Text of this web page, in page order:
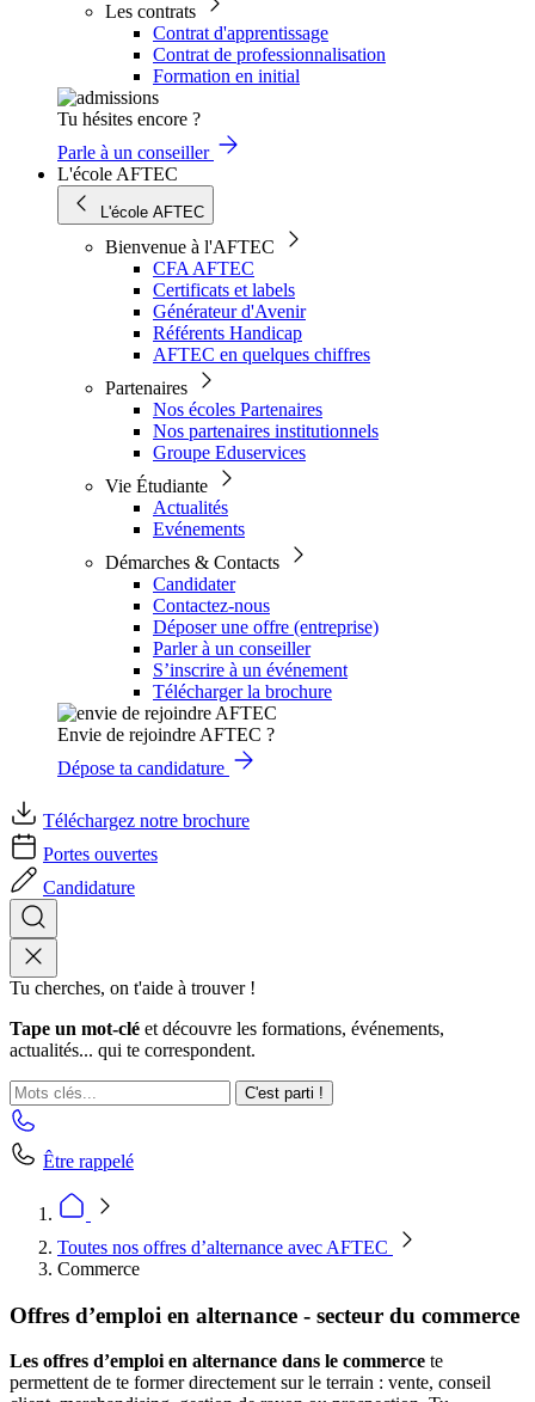
Les contrats
Contrat d'apprentissage
Contrat de professionnalisation
Formation en initial
Tu hésites encore ?
Parle à un conseiller
L'école AFTEC
L'école AFTEC
Bienvenue à l'AFTEC
CFA AFTEC
Certificats et labels
Générateur d'Avenir
Référents Handicap
AFTEC en quelques chiffres
Partenaires
Nos écoles Partenaires
Nos partenaires institutionnels
Groupe Eduservices
Vie Étudiante
Actualités
Evénements
Démarches & Contacts
Candidater
Contactez-nous
Déposer une offre (entreprise)
Parler à un conseiller
S’inscrire à un événement
Télécharger la brochure
Envie de rejoindre AFTEC ?
Dépose ta candidature
Téléchargez notre brochure
Portes ouvertes
Candidature
Tu cherches, on t'aide à trouver !
Tape un mot-clé et découvre les formations, événements,
actualités... qui te correspondent.
C'est parti !
Être rappelé
Toutes nos offres d’alternance avec AFTEC
Commerce
Offres d’emploi en alternance - secteur du commerce
Les offres d’emploi en alternance dans le commerce te
permettent de te former directement sur le terrain : vente, conseil